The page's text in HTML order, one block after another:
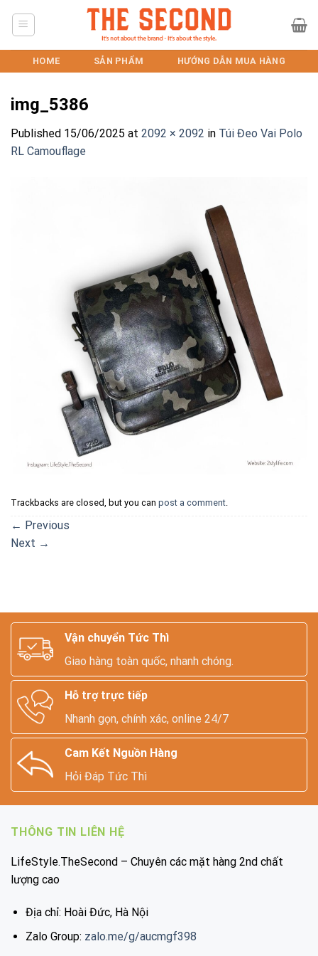
HOME SẢN PHẨM HƯỚNG DẪN MUA HÀNG
img_5386
Published 15/06/2025 at 2092 × 2092 in Túi Đeo Vai Polo
RL Camouflage
Trackbacks are closed, but you can post a comment.
← Previous
Next →
Vận chuyển Tức Thì
Giao hàng toàn quốc, nhanh chóng.
Hỗ trợ trực tiếp
Nhanh gọn, chính xác, online 24/7
Cam Kết Nguồn Hàng
Hỏi Đáp Tức Thì
THÔNG TIN LIÊN HỆ
LifeStyle.TheSecond – Chuyên các mặt hàng 2nd chất
lượng cao
Địa chỉ: Hoài Đức, Hà Nội
Zalo Group: zalo.me/g/aucmgf398